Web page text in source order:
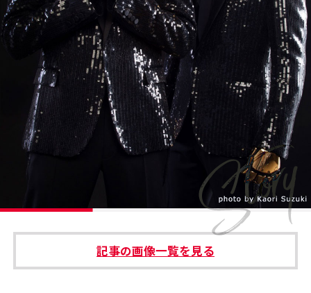
#エンタメ業界のちょっといい話
#サステナブルな取り組み #スタッフが語る
#リクルート
運営会社 プライバシーポリシー
本サイトご利用にあたって Cookie Settings
記事の画像一覧を見る